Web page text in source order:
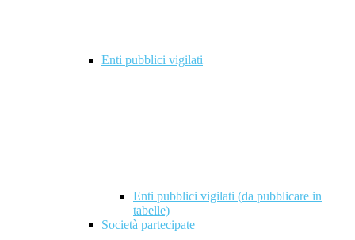
Enti pubblici vigilati
Enti pubblici vigilati (da pubblicare in
tabelle)
Società partecipate